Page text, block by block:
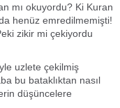
mı okuyordu? Ki Kuran
henüz emredilmemişti!
zikir mi çekiyordu
uzlete çekilmiş
bu bataklıktan nasıl
düşüncelere